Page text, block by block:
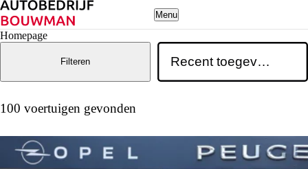
Menu
Homepage
100 voertuigen gevonden
Filteren